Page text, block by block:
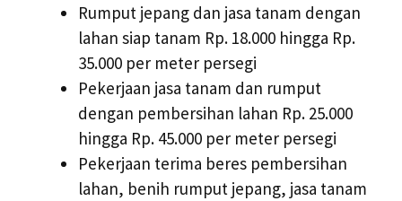
Rumput jepang dan jasa tanam dengan
lahan siap tanam Rp. 18.000 hingga Rp.
35.000 per meter persegi
Pekerjaan jasa tanam dan rumput
dengan pembersihan lahan Rp. 25.000
hingga Rp. 45.000 per meter persegi
Pekerjaan terima beres pembersihan
lahan, benih rumput jepang, jasa tanam